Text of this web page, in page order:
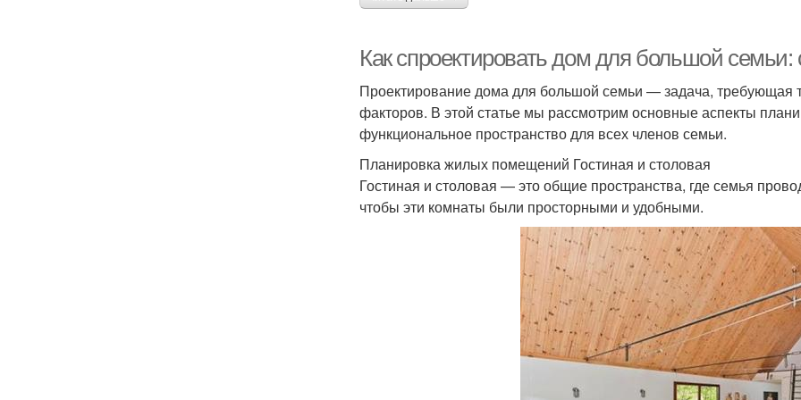
Как спроектировать дом для большой семьи:
Проектирование дома для большой семьи — задача, требующая
факторов. В этой статье мы рассмотрим основные аспекты
функциональное пространство для всех членов семьи.
Планировка жилых помещений Гостиная и столовая
Гостиная и столовая — это общие пространства, где семья
чтобы эти комнаты были просторными и удобными.